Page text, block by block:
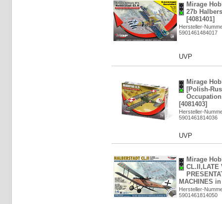
Mirage
27b
[4081401]
Hersteller-
5901461484017
UVP
Mirage
[Polish-
[4081403]
Hersteller-
5901461814036
UVP
Mirage
CL.II,LATE
MACHINES
Hersteller-
5901461814050